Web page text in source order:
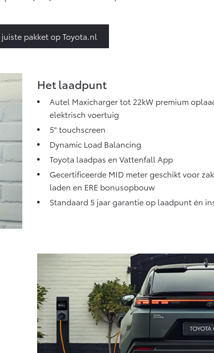
Vanaf € 37.500,-
Land Cruiser (excl.
BTW)
Vanaf € 89.986,-
pakket op Toyota.nl
Het laadpunt
Autel Maxicharger tot 22kW premium
elektrisch voertuig
5" touchscreen
Dynamic Load Balancing
Toyota laadpas en Vattenfall App
Gecertificeerde MID meter geschikt voor
laden en ERE bonusopbouw
Standaard 5 jaar garantie op laadpunt én